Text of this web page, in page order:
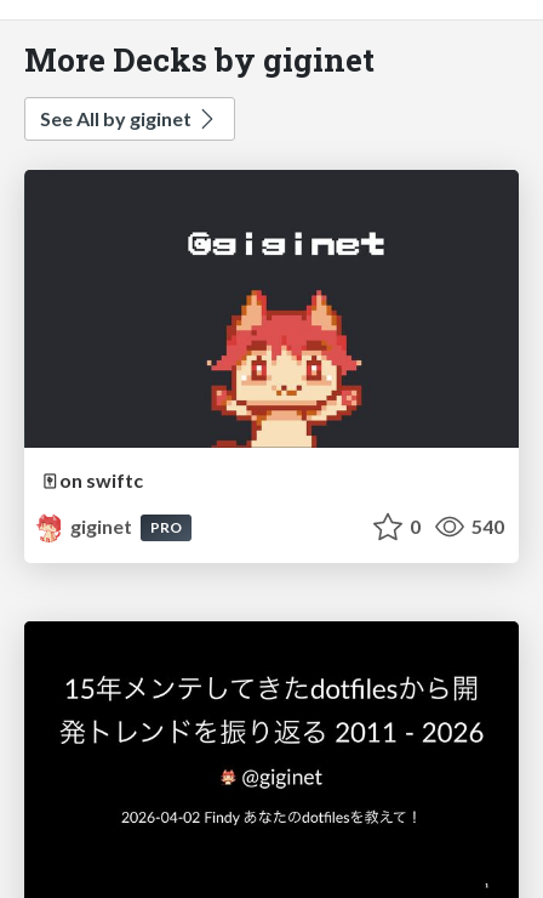
More Decks by giginet
See All by giginet
🀄️ on swiftc
giginet
PRO 0 540